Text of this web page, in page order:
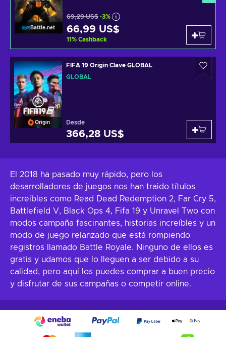
Battle.net
69,29 US$ -3%
66,99 US$
11% Cashback
Origin
FIFA 19 Origin Clave GLOBAL
GLOBAL
Desde
366,28 US$
El 2018 ha pasado muy rápido, pero los
desarrolladores de juegos nos han traido títulos
increíbles como Read Dead Redemption 2, Far Cry 5,
Battlefield V, Black Ops 4, Fifa 19 y Unravel Two con
modos campaña fascinantes, historias increíbles y un
modo de juego relanzado que está rompiendo
registros llamado Battle Royale. Ninguno de ellos es
gratis y udamos que lo lleguen a ser debido a su
calidad, pero aquí los puedes comprar a buen precio
y disfrutar de sus campañas o competir online.